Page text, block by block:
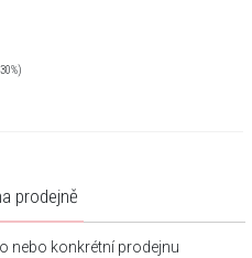
prodejně
nebo konkrétní prodejnu